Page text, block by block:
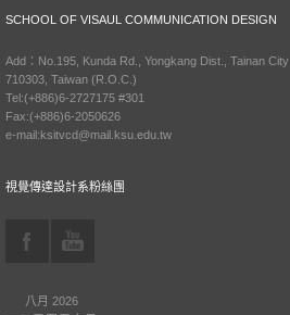
SCHOOL OF VISAUL COMMUNICATION DESIGN
Add：No.195, Kunda Rd., Yongkang Dist., Tainan City
710303, Taiwan (R.O.C.)
Tel:(+886)6-2727175 #301
Fax:(+886)6-2050626
e-mail:ksitvcd@mail.ksu.edu.tw
視覺傳達設計系粉絲團
八月 2026